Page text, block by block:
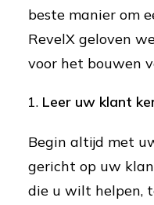
beste manier om
RevelX geloven
voor het bouwen
Leer uw klant
Begin altijd met
gericht op uw
die u wilt helpen,